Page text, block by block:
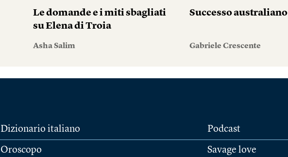
Le domande e i miti sbagliati
su Elena di Troia
Asha Salim
Successo australiano
Gabriele Crescente
Dizionario italiano
Oroscopo
Podcast
Savage love